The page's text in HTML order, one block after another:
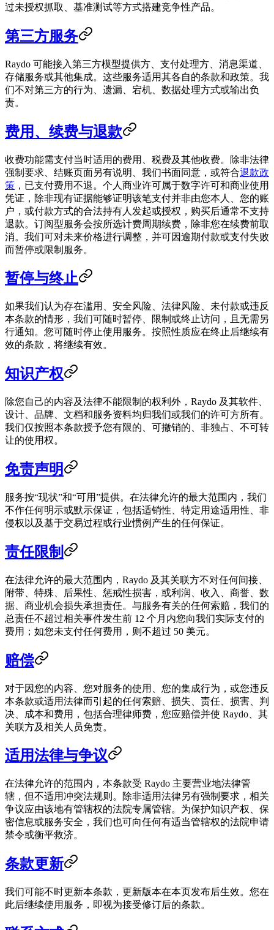
过未授权抓取、基准测试等方式搭建竞争性产品。
第三方服务
Raydo 可能接入第三方模型提供方、支付处理方、消息渠道、
存储服务或其他集成。这些服务适用其各自的条款和政策。我
们不对第三方的行为、遗漏、宕机、数据处理方式或输出负
责。
费用、续费与退款
收费功能需支付当时适用的费用、税费及其他收费。除非法律
强制要求、结账页面另有说明、我们书面同意，或符合退款政
策 ，已支付费用不退。个人商业许可属于数字许可和商业使用
凭证，除非现有证据能够证明该笔支付并非由您本人、您的账
户，或付款方式的合法持有人发起或授权，购买后通常不支持
退款。订阅型服务会按所选计费周期续费，除非您在续费前取
消。我们可对未来价格进行调整，并可因逾期付款或支付失败
而暂停或限制服务。
暂停与终止
如果我们认为存在滥用、安全风险、法律风险、未付款或违反
本条款的情形，我们可随时暂停、限制或终止访问，且无需另
行通知。您可随时停止使用服务。按照性质应在终止后继续有
效的条款，将继续有效。
知识产权
除您自己的内容及法律不能限制的权利外，Raydo 及其软件、
设计、品牌、文档和服务资料均归我们或我们的许可方所有。
我们仅按照本条款授予您有限的、可撤销的、非独占、不可转
让的使用权。
免责声明
服务按“现状”和“可用”提供。在法律允许的最大范围内，我们
不作任何明示或默示保证，包括适销性、特定用途适用性、非
侵权以及基于交易过程或行业惯例产生的任何保证。
责任限制
在法律允许的最大范围内，Raydo 及其关联方不对任何间接、
附带、特殊、后果性、惩戒性损害，或利润、收入、商誉、数
据、商业机会损失承担责任。与服务有关的任何索赔，我们的
总责任不超过相关事件发生前 12 个月内您向我们实际支付的
费用；如您未支付任何费用，则不超过 50 美元。
赔偿
对于因您的内容、您对服务的使用、您的集成行为，或您违反
本条款或适用法律而引起的任何索赔、损失、责任、损害、判
决、成本和费用，包括合理律师费，您应赔偿并使 Raydo、其
关联方及相关人员免责。
适用法律与争议
在法律允许的范围内，本条款受 Raydo 主要营业地法律管
辖，但不适用冲突法规则。除非适用法律另有强制要求，相关
争议应由该地有管辖权的法院专属管辖。为保护知识产权、保
密信息或服务安全，我们也可向任何有适当管辖权的法院申请
禁令或衡平救济。
条款更新
我们可能不时更新本条款，更新版本在本页发布后生效。您在
此后继续使用服务，即视为接受修订后的条款。